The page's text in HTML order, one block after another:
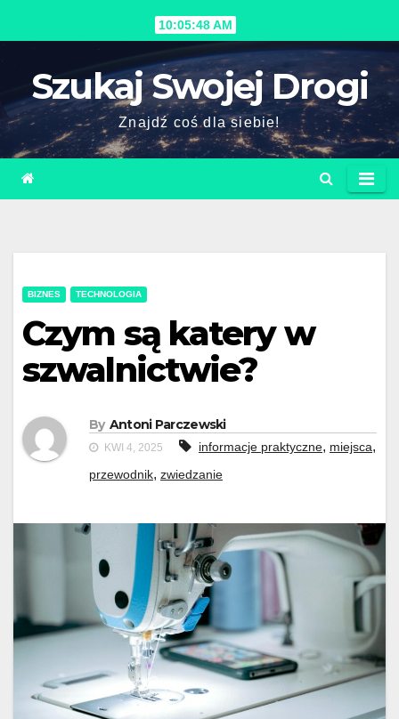
to
10:05:49 AM
Szukaj Swojej Drogi
Znajdź coś dla siebie!
BIZNES TECHNOLOGIA
Czym są katery w
szwalnictwie?
By Antoni Parczewski
KWI 4, 2025 informacje praktyczne, miejsca,
przewodnik, zwiedzanie